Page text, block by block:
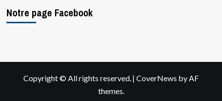
Notre page Facebook
Copyright © All rights reserved.| CoverNews by AF
themes.